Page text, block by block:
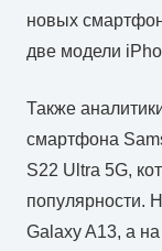
новых
две модели
Также
смартфона
S22 Ultra 5G,
популярности.
Galaxy A13, а